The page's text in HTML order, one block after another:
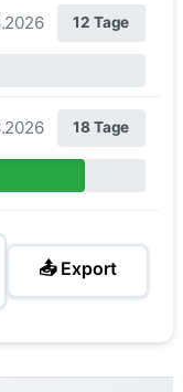
12 Tage
18 Tage
📤 Export